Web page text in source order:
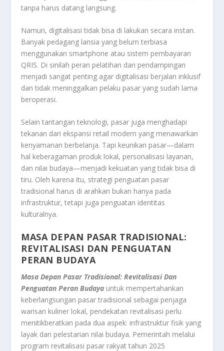
tanpa harus datang langsung.
Namun, digitalisasi tidak bisa di lakukan secara instan.
Banyak pedagang lansia yang belum terbiasa
menggunakan smartphone atau sistem pembayaran
QRIS. Di sinilah peran pelatihan dan pendampingan
menjadi sangat penting agar digitalisasi berjalan inklusif
dan tidak meninggalkan pelaku pasar yang sudah lama
beroperasi.
Selain tantangan teknologi, pasar juga menghadapi
tekanan dari ekspansi retail modern yang menawarkan
kenyamanan berbelanja. Tapi keunikan pasar—dalam
hal keberagaman produk lokal, personalisasi layanan,
dan nilai budaya—menjadi kekuatan yang tidak bisa di
tiru. Oleh karena itu, strategi penguatan pasar
tradisional harus di arahkan bukan hanya pada
infrastruktur, tetapi juga penguatan identitas
kulturalnya.
MASA DEPAN PASAR TRADISIONAL:
REVITALISASI DAN PENGUATAN
PERAN BUDAYA
Masa Depan Pasar Tradisional: Revitalisasi Dan
Penguatan Peran Budaya untuk mempertahankan
keberlangsungan pasar tradisional sebagai penjaga
warisan kuliner lokal, pendekatan revitalisasi perlu
menitikberatkan pada dua aspek: infrastruktur fisik yang
layak dan pelestarian nilai budaya. Pemerintah melalui
program revitalisasi pasar rakyat tahun 2025